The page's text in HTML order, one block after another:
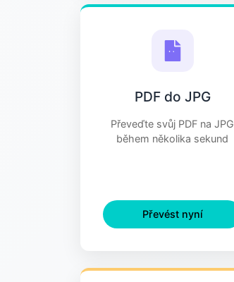
PDF do JPG
Převeďte svůj PDF na JPG
během několika sekund
Převést nyní